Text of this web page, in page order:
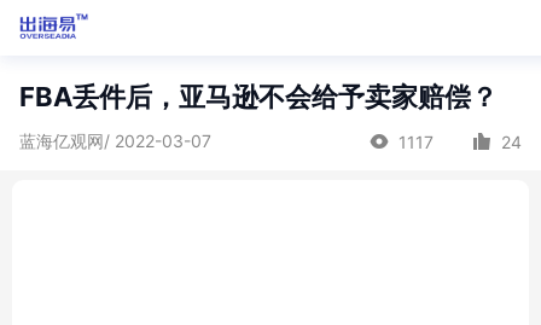
FBA丢件后，亚马逊不会给予卖家赔偿？
蓝海亿观网/ 2022-03-07 1117 24